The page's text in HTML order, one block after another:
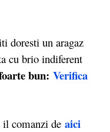
doresti un aragaz
cu brio indiferent
bun: Verifica
comanzi de aici